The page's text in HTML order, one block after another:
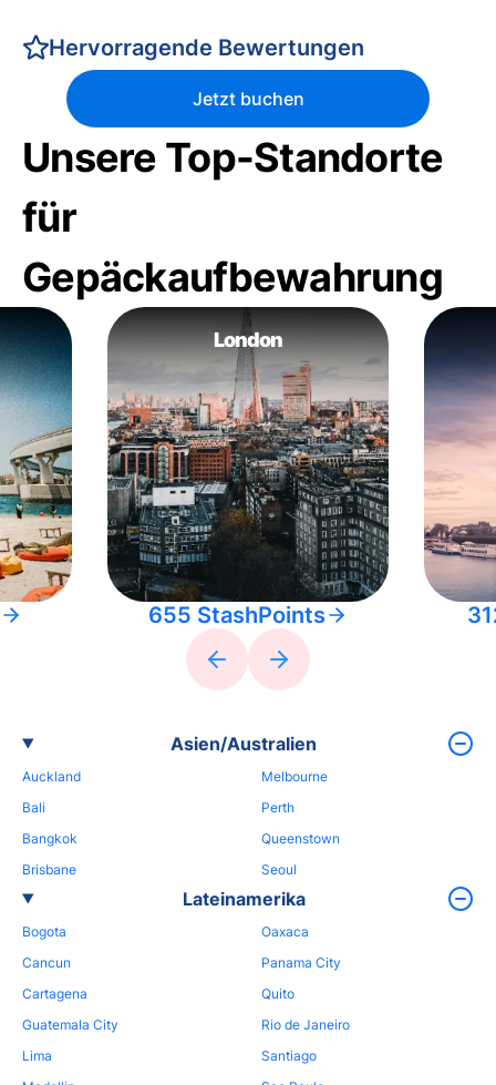
Hervorragende Bewertungen
Jetzt buchen
Unsere Top-Standorte
für
Gepäckaufbewahrung
London
655 StashPoints
Asien/Australien
Auckland
Bali
Bangkok
Brisbane
Melbourne
Perth
Queenstown
Seoul
Lateinamerika
Bogota
Cancun
Cartagena
Guatemala City
Lima
Oaxaca
Panama City
Quito
Rio de Janeiro
Santiago